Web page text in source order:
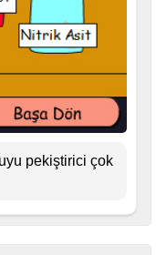
pekiştirici çok